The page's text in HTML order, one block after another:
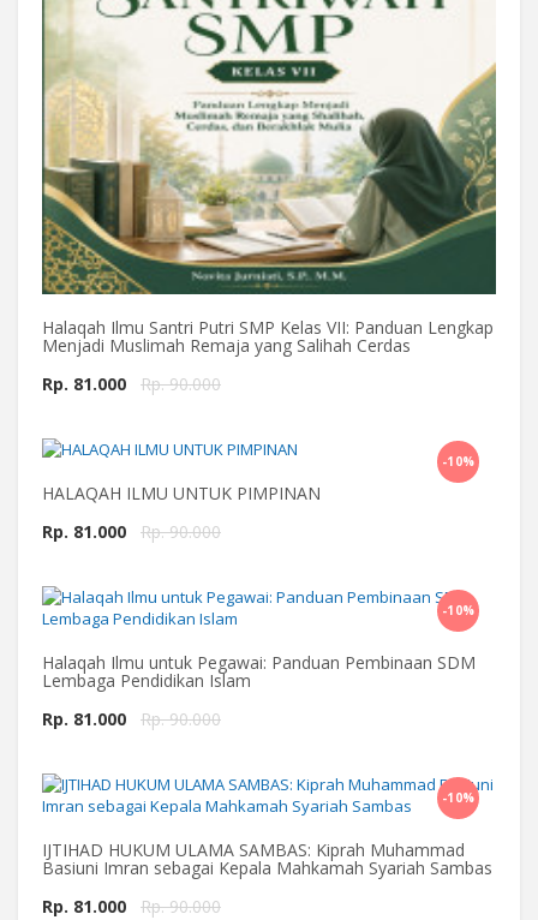
Halaqah Ilmu Santri Putri SMP Kelas VII: Panduan Lengkap
Menjadi Muslimah Remaja yang Salihah Cerdas
Rp. 81.000
Rp. 90.000
-10%
HALAQAH ILMU UNTUK PIMPINAN
Rp. 81.000
Rp. 90.000
-10%
Halaqah Ilmu untuk Pegawai: Panduan Pembinaan SDM
Lembaga Pendidikan Islam
Rp. 81.000
Rp. 90.000
Beli Sekarang
-10%
IJTIHAD HUKUM ULAMA SAMBAS: Kiprah Muhammad
Basiuni Imran sebagai Kepala Mahkamah Syariah Sambas
Rp. 81.000
Rp. 90.000
Beli Sekarang